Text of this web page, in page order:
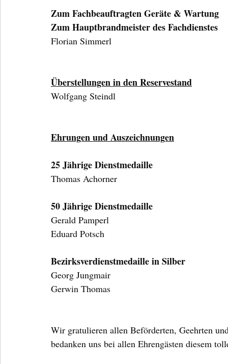
Zum Fachbeauftragten Geräte & Wartung
Zum Hauptbrandmeister des Fachdienstes
Florian Simmerl
Überstellungen in den Reservestand
Wolfgang Steindl
Ehrungen und Auszeichnungen
25 Jährige Dienstmedaille
Thomas Achorner
50 Jährige Dienstmedaille
Gerald Pamperl
Eduard Potsch
Bezirksverdienstmedaille in Silber
Georg Jungmair
Gerwin Thomas
Wir gratulieren allen Beförderten, Geehrten
bedanken uns bei allen Ehrengästen diesem